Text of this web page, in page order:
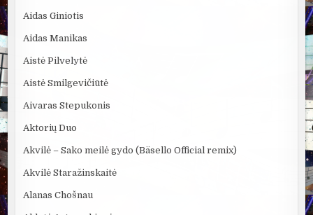
Aidas Giniotis
Aidas Manikas
Aistė Pilvelytė
Aistė Smilgevičiūtė
Aivaras Stepukonis
Aktorių Duo
Akvilė – Sako meilė gydo (Bäsello Official remix)
Akvilė Staražinskaitė
Alanas Chošnau